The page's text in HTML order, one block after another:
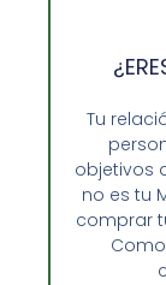
Opiniones de
Sobre
Tu
objetivos
no es tu
comprar